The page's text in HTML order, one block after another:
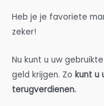
Heb je je favoriete
zeker!
Nu kunt u uw
geld krijgen. Zo kunt u
terugverdienen.